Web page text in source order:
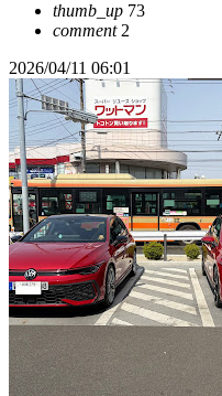
thumb_up 73
comment2
2026/04/11 06:01